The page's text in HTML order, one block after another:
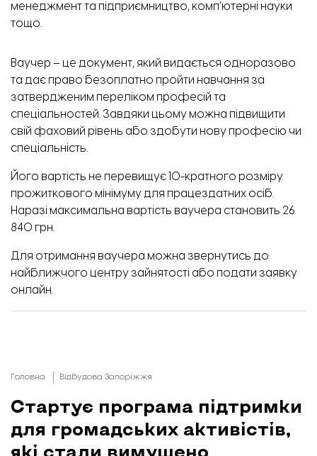
менеджмент та підприємництво, комп’ютерні науки
тощо.
Ваучер – це документ, який видається одноразово
та дає право безоплатно пройти навчання за
затвердженим переліком професій та
спеціальностей. Завдяки цьому можна підвищити
свій фаховий рівень або здобути нову професію чи
спеціальність.
Його вартість не перевищує 10-кратного розміру
прожиткового мінімуму для працездатних осіб.
Наразі максимальна вартість ваучера становить 26
840 грн.
Для отримання ваучера можна звернутись до
найближчого центру зайнятості або подати заявку
онлайн.
Головна Відбудова Запоріжжя
Стартує програма підтримки
для громадських активістів,
які стали вимушено